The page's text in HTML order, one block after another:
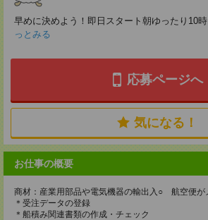
早めに決めよう！即日スタート朝ゆったり10
っとみる
応募ページへ
気になる！
お仕事の概要
商材：産業用部品や電気機器の輸出入○ 航空便が
＊受注データの登録
＊船積み関連書類の作成・チェック